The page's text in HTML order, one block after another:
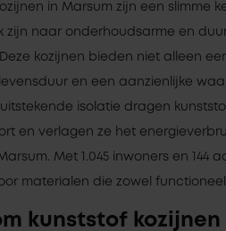
in Marsum zijn een slimme
zijn naar onderhoudsarme en
kozijnen bieden niet alleen
en een aanzienlijke
uitstekende isolatie dragen
en verlagen ze het
Met 1.045 inwoners en 144
materialen die zowel functioneel
kunststof kozijnen